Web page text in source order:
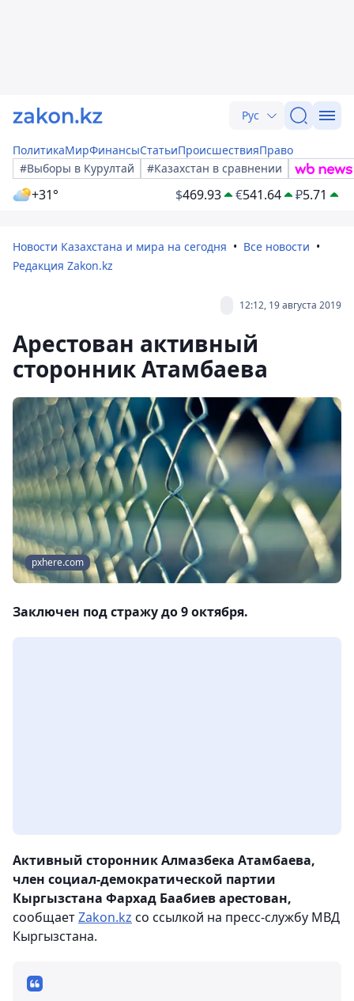
Рус
ПолитикаМирФинансыСтатьиПроисшествияПраво
#Выборы в Курултай
#Казахстан в сравнении
+31° $469.93 €541.64 ₽5.71
Новости Казахстана и мира на сегодня
Все новости
Редакция Zakon.kz
12:12, 19 августа 2019
Арестован активный
сторонник Атамбаева
pxhere.com
Заключен под стражу до 9 октября.
Активный сторонник Алмазбека Атамбаева,
член социал-демократической партии
Кыргызстана Фархад Баабиев арестован,
сообщаетZakon.kz со ссылкой на пресс-службу МВД
Кыргызстана.